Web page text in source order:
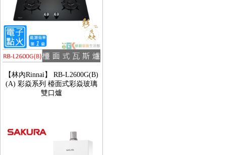
【林內Rinnai】 RB-L2600G(B)
(A) 彩焱系列 檯面式彩焱玻璃
雙口爐